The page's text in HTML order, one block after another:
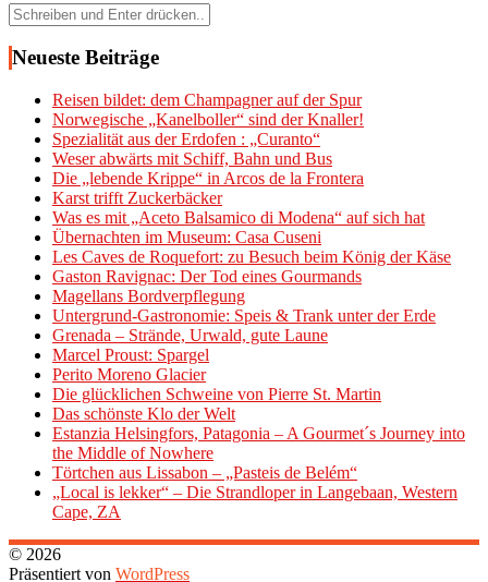
Suchen
nach:
Neueste Beiträge
Reisen bildet: dem Champagner auf der Spur
Norwegische „Kanelboller“ sind der Knaller!
Spezialität aus der Erdofen : „Curanto“
Weser abwärts mit Schiff, Bahn und Bus
Die „lebende Krippe“ in Arcos de la Frontera
Karst trifft Zuckerbäcker
Was es mit „Aceto Balsamico di Modena“ auf sich hat
Übernachten im Museum: Casa Cuseni
Les Caves de Roquefort: zu Besuch beim König der Käse
Gaston Ravignac: Der Tod eines Gourmands
Magellans Bordverpflegung
Untergrund-Gastronomie: Speis & Trank unter der Erde
Grenada – Strände, Urwald, gute Laune
Marcel Proust: Spargel
Perito Moreno Glacier
Die glücklichen Schweine von Pierre St. Martin
Das schönste Klo der Welt
Estanzia Helsingfors, Patagonia – A Gourmet´s Journey into
the Middle of Nowhere
Törtchen aus Lissabon – „Pasteis de Belém“
„Local is lekker“ – Die Strandloper in Langebaan, Western
Cape, ZA
© 2026
Präsentiert von WordPress